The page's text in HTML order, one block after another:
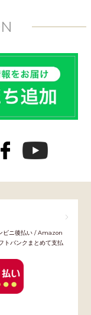
ビニ後払い / Amazon
トバンクまとめて支払